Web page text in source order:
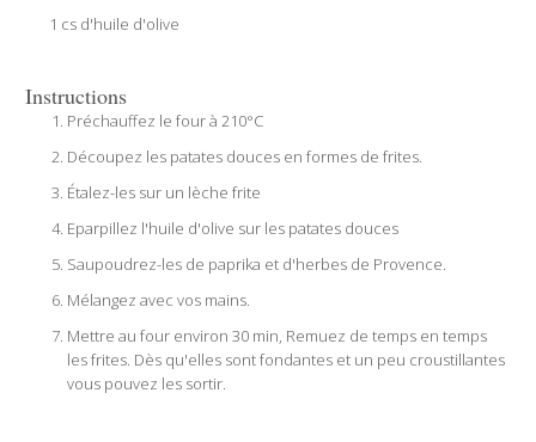
1 cs d'huile d'olive
Instructions
Préchauffez le four à 210°C
Découpez les patates douces en formes de frites.
Étalez-les sur un lèche frite
Eparpillez l'huile d'olive sur les patates douces
Saupoudrez-les de paprika et d'herbes de Provence.
Mélangez avec vos mains.
Mettre au four environ 30 min, Remuez de temps en temps
les frites. Dès qu'elles sont fondantes et un peu croustillantes
vous pouvez les sortir.